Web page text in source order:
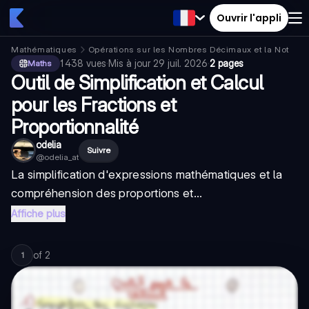
Ouvrir l'appli
Mathématiques
Opérations sur les Nombres Décimaux et la
Maths
1 438 vues·Mis à jour 29 juil. 2026·2 pages
Outil de Simplification et Calcul
pour les Fractions et
Proportionnalité
odelia
@odelia_at
Suivre
La simplification d'expressions mathématiques et la
compréhension des proportions et...
Affiche plus
1 of 2